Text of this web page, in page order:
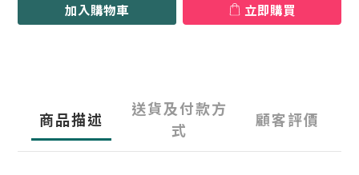
加入購物車 立即購買
商品描述
送貨及付款方
式
顧客評價